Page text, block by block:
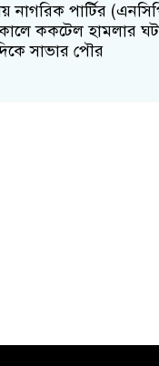
নাগরিক পার্টির
ককটেল হামলার
সাভার পৌর